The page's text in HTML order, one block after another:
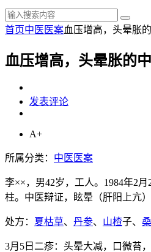
首页中医医案血压增高，头晕胀
血压增高，头晕胀的
发表评论
A+
所属分类： 中医医案
李××，男42岁，工人。1984年2
柱。中医辩证，眩晕（肝阳上亢
处方： 夏枯草、 丹参、 山楂子、
3月5日二疹：头晕大减，口微苔